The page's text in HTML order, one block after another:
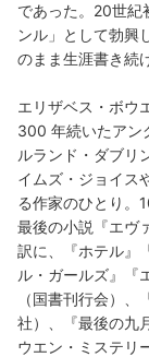
であった。20世紀
ンル」として勃興
のまま生涯書き続
エリザベス・ボウ
300 年続いたアン
ルランド・ダブリ
イムズ・ジョイス
る作家のひとり。
最後の小説『エヴ
訳に、『ホテル』
ル・ガールズ』『
（国書刊行会）
社）、『最後の九
ウエン・ミステリ